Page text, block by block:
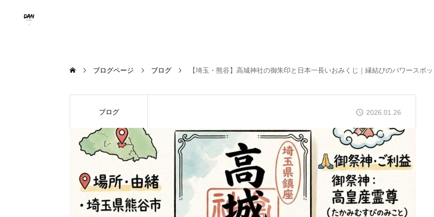
ブログページ ブログ 【埼玉・熊谷】高城神社の御朱印と日本一長いおみくじ｜縁結びのパワースポ
ブログ 2026.01.26